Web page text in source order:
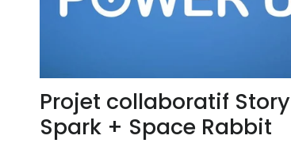
Projet collaboratif Story
Spark + Space Rabbit